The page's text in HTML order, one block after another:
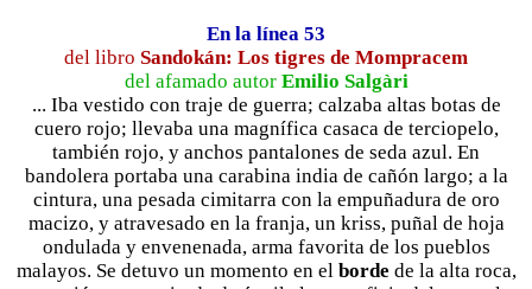
En la línea 53
del libro Sandokán: Los tigres de Mompracem
del afamado autor Emilio Salgàri
... Iba vestido con traje de guerra; calzaba altas botas de
cuero rojo; llevaba una magnífica casaca de terciopelo,
también rojo, y anchos pantalones de seda azul. En
bandolera portaba una carabina india de cañón largo; a la
cintura, una pesada cimitarra con la empuñadura de oro
macizo, y atravesado en la franja, un kriss, puñal de hoja
ondulada y envenenada, arma favorita de los pueblos
malayos. Se detuvo un momento en el borde de la alta roca,